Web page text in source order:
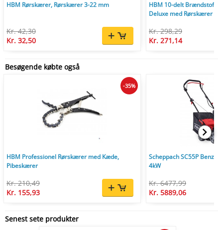
HBM Rørskærer, Rørskærer 3-22 mm
Kr. 42,30
Kr. 32,50
HBM 10-delt
Deluxe med Rørskærer
Kr. 298,29
Kr. 271,14
Besøgende købte også
HBM Professionel Rørskærer med Kæde,
Pibeskærer
Kr. 210,49
Kr. 155,93
-35%
Scheppach SC55P
4kW
Kr. 6477,99
Kr. 5889,06
Senest sete produkter